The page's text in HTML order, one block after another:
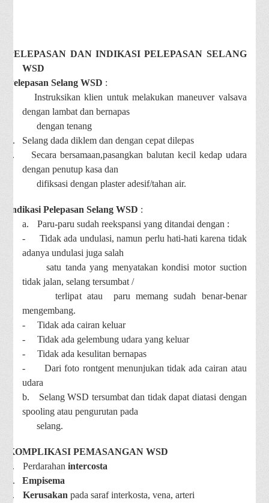
PELEPASAN DAN INDIKASI PELEPASAN SELANG
WSD
Pelepasan Selang WSD :
Instruksikan klien untuk melakukan maneuver valsava
dengan lambat dan bernapas
dengan tenang
b.
Selang dada diklem dan dengan cepat dilepas
c.
Secara bersamaan,pasangkan balutan kecil kedap udara
dengan penutup kasa dan
difiksasi dengan plaster adesif/tahan air.
Indikasi Pelepasan Selang WSD :
a.
Paru-paru sudah reekspansi yang ditandai dengan :
-
Tidak ada undulasi, namun perlu hati-hati karena tidak
adanya undulasi juga salah
satu tanda yang menyatakan kondisi motor suction
tidak jalan, selang tersumbat /
terlipat atau paru memang sudah benar-benar
mengembang.
-
Tidak ada cairan keluar
-
Tidak ada gelembung udara yang keluar
-
Tidak ada kesulitan bernapas
-
Dari foto rontgent menunjukan tidak ada cairan atau
udara
b.
Selang WSD tersumbat dan tidak dapat diatasi dengan
spooling atau pengurutan pada
selang.
KOMPLIKASI PEMASANGAN WSD
a.
Perdarahanintercosta
b.
Empisema
c.
Kerusakan pada saraf interkosta, vena, arteri